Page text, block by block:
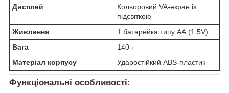
Дисплей
Кольоровий VA-екран із
підсвіткою
Живлення
1 батарейка типу АА (1.5V)
Вага
140 г
Матеріал корпусу
Ударостійкий ABS-пластик
Функціональні особливості: